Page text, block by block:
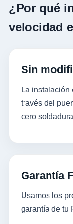
¿Por qué
velocidad
Sin
La instalación
través del
cero
Garantía
Usamos los
garantía de tu